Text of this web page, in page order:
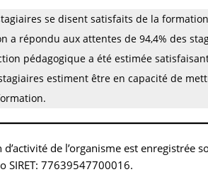
se disent satisfaits de la
a répondu aux attentes de 94,4% des
pédagogique a été estimée
estiment être en capacité de
d’activité de l’organisme est
SIRET: 77639547700016.